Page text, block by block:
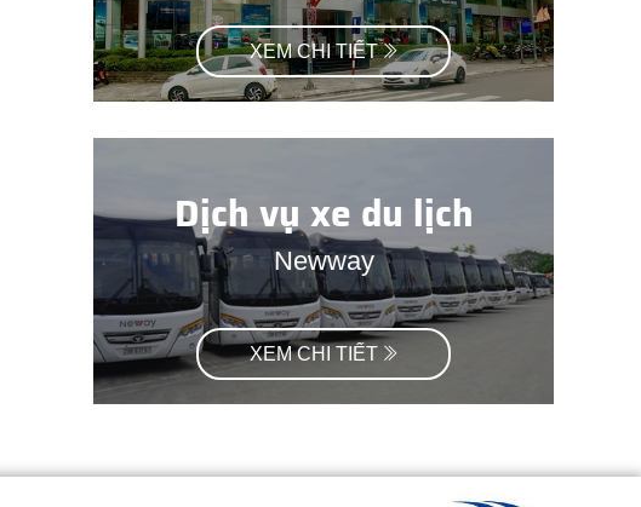
XEM CHI TIẾT
Dịch vụ xe du lịch
Newway
XEM CHI TIẾT